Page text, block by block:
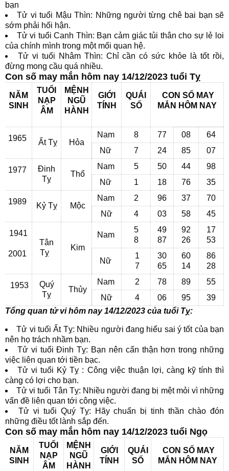
bạn
Tử vi tuổi Mậu Thìn: Những người từng chê bai bạn sẽ
sớm phải hối hận.
Tử vi tuổi Canh Thìn: Bạn cảm giác tủi thân cho sự lẻ loi
của chính mình trong một mối quan hệ.
Tử vi tuổi Nhâm Thìn: Chỉ cần có sức khỏe là tốt rồi,
đừng mong cầu quá nhiều.
Con số may mắn hôm nay 14/12/2023 tuổi Tỵ
NĂM
SINH
TUỔI
NẠP
ÂM
MỆNH
NGŨ
HÀNH
GIỚI
TÍNH
QUÁI
SỐ
CON SỐ MAY
MẮN HÔM NAY
1965 Ất Tỵ Hỏa
Nam 8 77 08
64
Nữ
7 24 85 07
1977
Đinh
Tỵ
Thổ
Nam 5 50 44
98
Nữ
1 18 76 35
1989 Kỷ Tỵ Mộc
Nam 2 96 37
70
Nữ
4 03 58 45
1941
2001
Tân
Tỵ
Kim
Nam
5
8
49
87
92
26
17
53
Nữ
1
7
30
65
60
14
86
28
1953
Quý
Tỵ
Thủy
Nam 2 78 89
55
Nữ
4 06 95
39
Tổng quan tử vi hôm nay 14/12/2023 của tuổi Tỵ:
Tử vi tuổi Ất Tỵ: Nhiều người đang hiểu sai ý tốt của bạn
nên họ trách nhầm bạn.
Tử vi tuổi Đinh Tỵ: Bạn nên cẩn thận hơn trong những
việc liên quan tới tiền bạc.
Tử vi tuổi Kỷ Tỵ : Công việc thuận lợi, càng kỹ tính thì
càng có lợi cho bạn.
Tử vi tuổi Tân Tỵ: Nhiều người đang bị mệt mỏi vì những
vấn đề liên quan tới công việc.
Tử vi tuổi Quý Tỵ: Hãy chuẩn bị tinh thần chào đón
những điều tốt lành sắp đến.
Con số may mắn hôm nay 14/12/2023 tuổi Ngọ
NĂM
SINH
TUỔI
NẠP
ÂM
MỆNH
NGŨ
HÀNH
GIỚI
TÍNH
QUÁI
SỐ
CON SỐ MAY
MẮN HÔM NAY